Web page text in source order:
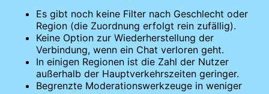
Es gibt noch keine Filter nach Geschlecht oder
Region (die Zuordnung erfolgt rein zufällig).
Keine Option zur Wiederherstellung der
Verbindung, wenn ein Chat verloren geht.
In einigen Regionen ist die Zahl der Nutzer
außerhalb der Hauptverkehrszeiten geringer.
Begrenzte Moderationswerkzeuge in weniger